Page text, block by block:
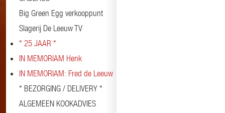
Big Green Egg verkooppunt
Slagerij De Leeuw TV
* 25 JAAR *
IN MEMORIAM Henk
IN MEMORIAM: Fred de Leeuw
* BEZORGING / DELIVERY *
ALGEMEEN KOOKADVIES